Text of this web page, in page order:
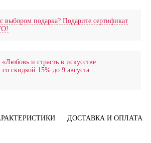
с выбором подарка? Подарите сертификат
и страсть в искусстве
скидкой 15% до 9 августа
ДОСТАВКА И ОПЛАТА